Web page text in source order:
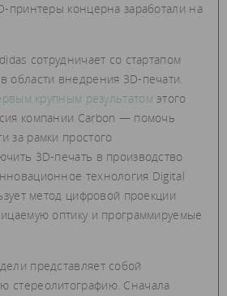
принтеры концерна заработали на
сотрудничает со стартапом
области внедрения 3D-печати.
крупным результатом этого
компании Carbon — помочь
за рамки простого
3D-печать в производство
технология Digital
метод цифровой проекции
оптику и программируемые
представляет собой
стереолитографию. Сначала